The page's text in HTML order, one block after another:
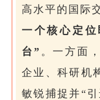
高水平的国际
一个核心定
台” 。一方面
企业、科研机
敏锐捕捉并“